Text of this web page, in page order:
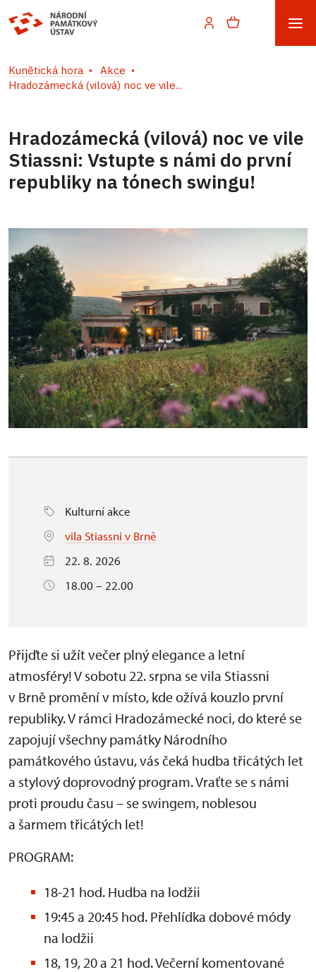
Kunětická hora
Akce
Hradozámecká (vilová) noc ve vile...
Hradozámecká (vilová) noc ve vile
Stiassni: Vstupte s námi do první
republiky na tónech swingu!
Kulturní akce
vila Stiassni v Brně
22. 8. 2026
18.00 – 22.00
Přijďte si užít večer plný elegance a letní
atmosféry! V sobotu 22. srpna se vila Stiassni
v Brně promění v místo, kde ožívá kouzlo první
republiky. V rámci Hradozámecké noci, do které se
zapojují všechny památky Národního
památkového ústavu, vás čeká hudba třicátých let
a stylový doprovodný program. Vraťte se s námi
proti proudu času – se swingem, noblesou
a šarmem třicátých let!
PROGRAM:
18-21 hod. Hudba na lodžii
19:45 a 20:45 hod. Přehlídka dobové módy
na lodžii
18, 19, 20 a 21 hod. Večerní komentované